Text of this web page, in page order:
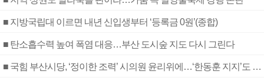
■ 지방국립대 이르면 내년 신입생부터 ‘등록금 0원’(종합)
■ 탄소흡수력 높여 폭염 대응…부산 도시숲 지도 다시 그린다
■ 국힘 부산시당, ‘정이한 조력’ 시의원 윤리위에…‘한동훈 지지’도 신고접수